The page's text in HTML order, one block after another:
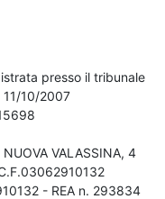
presso il tribunale
11/10/2007
VALASSINA, 4
- REA n. 293834